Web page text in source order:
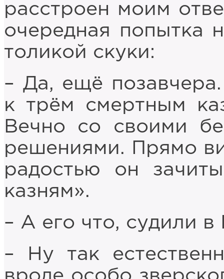
расстроен моим
очередная попытка
толикой скуки:
– Да, ещё
к трём смертным
Вечно со своими
решениями. Прямо
радостью он
казням».
– А его что, судили
– Ну так